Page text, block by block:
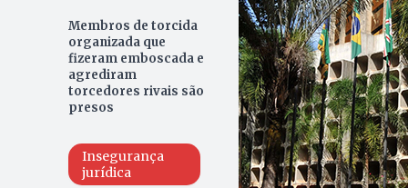
Membros de torcida
organizada que
fizeram emboscada e
agrediram
torcedores rivais são
presos
Insegurança
jurídica